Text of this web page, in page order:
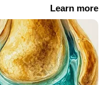
യാത്ര:
കൺട്രോളുള്ള
വില കുറഞ്ഞ